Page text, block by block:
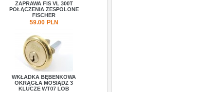
ZAPRAWA FIS VL 300T
POŁĄCZENIA ZESPOLONE
FISCHER
59.00 PLN
WKŁADKA BĘBENKOWA
OKRĄGŁA MOSIĄDZ 3
KLUCZE WT07 LOB